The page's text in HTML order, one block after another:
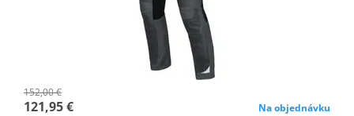
152,00 €
121,95 € Na objednávku